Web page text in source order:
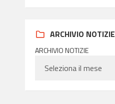
ARCHIVIO NOTIZIE
ARCHIVIO NOTIZIE